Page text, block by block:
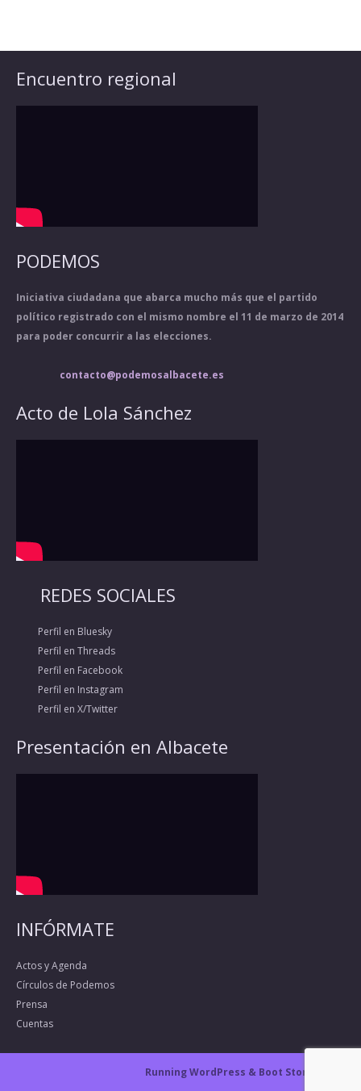
Encuentro regional
PODEMOS
Iniciativa ciudadana que abarca mucho más que el partido
político registrado con el mismo nombre el 11 de marzo de 2014
para poder concurrir a las elecciones.
contacto@podemosalbacete.es
Acto de Lola Sánchez
REDES SOCIALES
Perfil en Bluesky
Perfil en Threads
Perfil en Facebook
Perfil en Instagram
Perfil en X/Twitter
Presentación en Albacete
INFÓRMATE
Actos y Agenda
Círculos de Podemos
Prensa
Cuentas
Running WordPress & Boot Store theme